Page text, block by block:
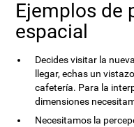
Ejemplos de
espacial
Decides visitar la
llegar, echas un
cafetería. Para la
dimensiones
Necesitamos la